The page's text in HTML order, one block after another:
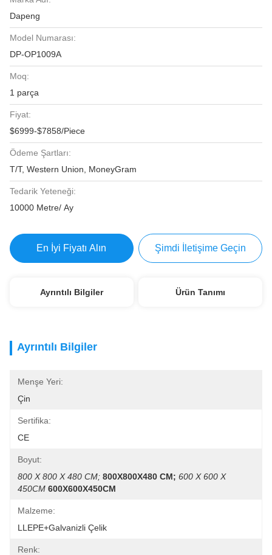
Dapeng
Model Numarası:
DP-OP1009A
Moq:
1 parça
Fiyat:
$6999-$7858/Piece
Ödeme Şartları:
T/T, Western Union, MoneyGram
Tedarik Yeteneği:
10000 Metre/ Ay
En İyi Fiyatı Alın Şimdi İletişime Geçin
Ayrıntılı Bilgiler Ürün Tanımı
Ayrıntılı Bilgiler
Menşe Yeri:
Çin
Sertifika:
CE
Boyut:
800 X 800 X 480 CM; 800X800X480 CM; 600 X 600 X
450CM 600X600X450CM
Malzeme:
LLEPE+Galvanizli Çelik
Renk: